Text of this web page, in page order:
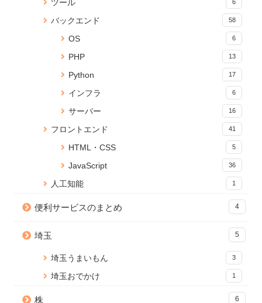
し文字を追加できる「PDF透か
Anaconda のアップデートが終
Jupyter Notebookに現在のメモ
15 views
PDFに画像（ロゴ）を貼ること
ができる無料Webサービス「ピ
タロゴPDFメーカー」を公開し
【Python】PandasでSQLや
ンツの読み込みが終わったらイ
Cannot connect to the Docker
daemon でDockerコマンドが効
Reactページの読み込みが終わ
るまでの間ローディングを表示
する
React onClick イベントで引数
を渡す方法
Node.js のバージョンアップ手
順【Mac】
wp db cli でMySQLデータベー
jQuery ページスクロールでコン
テンツをふわっとフェードイン
4 views
【Python】ファイルやフォルダ
の存在を確認する方法
JavaScriptにおける変数の代入:
プリミティブ型とオブジェクト
ツール 6
バックエンド 58
OS 6
PHP 13
Python 17
インフラ 6
サーバー 16
フロントエンド 41
HTML・CSS 5
JavaScript 36
人工知能 1
便利サービスのまとめ 4
埼玉 5
埼玉うまいもん 3
埼玉おでかけ 1
株 6